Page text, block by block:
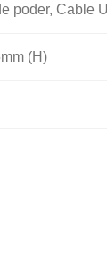
poder, Cable
(H)